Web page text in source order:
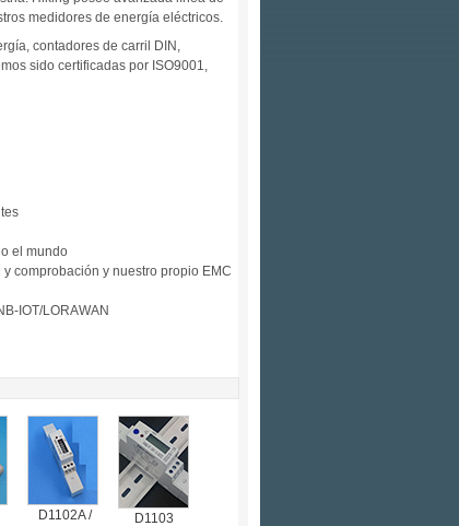
medidores de energía eléctricos.
contadores de carril DIN,
sido certificadas por ISO9001,
el mundo
comprobación y nuestro propio EMC
IOT/LORAWAN
D1102A / D1103